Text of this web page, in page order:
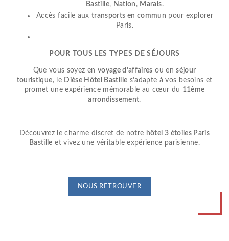
Bastille, Nation , Marais.
Accès facile auxtransports en commun pour explorer
Paris.
POUR TOUS LES TYPES DE SÉJOURS
Que vous soyez en voyage d’affaires ou enséjour
touristique, le Dièse Hôtel Bastille s’adapte à vos besoins et
promet une expérience mémorable au cœur du 11ème
arrondissement.
Découvrez le charme discret de notre hôtel 3 étoiles Paris
Bastille et vivez une véritable expérience parisienne.
NOUS RETROUVER